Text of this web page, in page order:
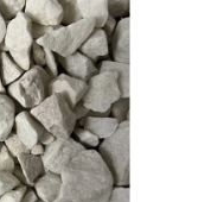
Kontakty